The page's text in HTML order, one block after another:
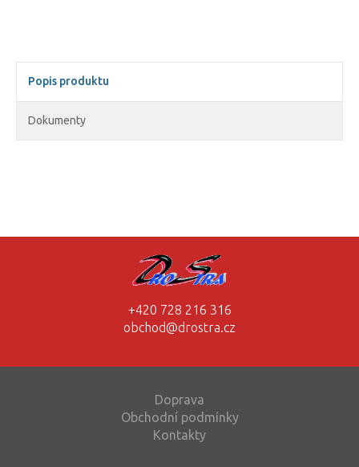
Popis produktu
Dokumenty
+420 728 216 316
obchod@drostra.cz
Doprava
Obchodní podmínky
Kontakty